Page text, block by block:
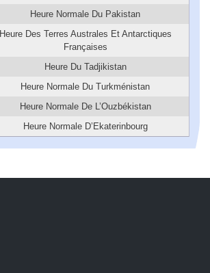
Heure Normale Du Pakistan
Heure Des Terres Australes Et Antarctiques
Françaises
Heure Du Tadjikistan
Heure Normale Du Turkménistan
Heure Normale De L’Ouzbékistan
Heure Normale D’Ekaterinbourg